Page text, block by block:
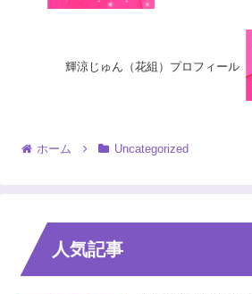
輝涼じゅん（花組）プロフィール
ホーム Uncategorized
人気記事